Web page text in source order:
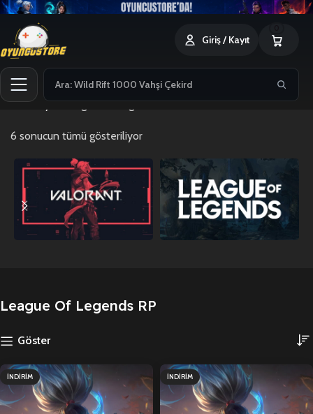
Giriş / Kayıt
Ana Sayfa League Of Legends RP
6 sonucun tümü gösteriliyor
League Of Legends RP
Göster
İNDIRIM İNDIRIM